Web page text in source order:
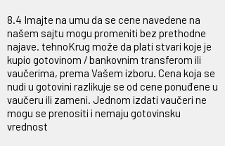
8.4 Imajte na umu da se cene navedene na
našem sajtu mogu promeniti bez prethodne
najave. tehnoKrug može da plati stvari koje je
kupio gotovinom / bankovnim transferom ili
vaučerima, prema Vašem izboru. Cena koja se
nudi u gotovini razlikuje se od cene ponuđene u
vaučeru ili zameni. Jednom izdati vaučeri ne
mogu se prenositi i nemaju gotovinsku
vrednost